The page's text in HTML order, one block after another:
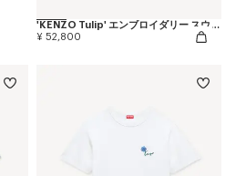
'KENZO Tulip' エンブロイダリー スウェット イン コットン
¥ 52,800